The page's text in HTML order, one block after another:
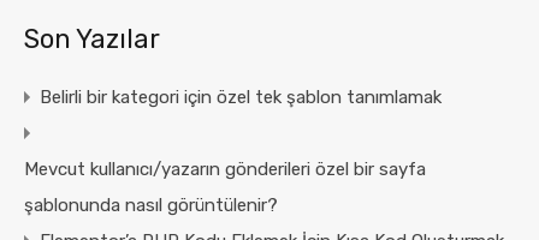
Son Yazılar
Belirli bir kategori için özel tek şablon tanımlamak
Mevcut kullanıcı/yazarın gönderileri özel bir sayfa
şablonunda nasıl görüntülenir?